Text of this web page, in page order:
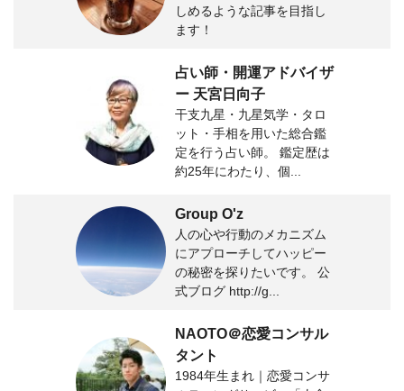
しめるような記事を目指し
ます！
占い師・開運アドバイザ
ー 天宮日向子
干支九星・九星気学・タロ
ット・手相を用いた総合鑑
定を行う占い師。 鑑定歴は
約25年にわたり、個...
Group O'z
人の心や行動のメカニズム
にアプローチしてハッピー
の秘密を探りたいです。 公
式ブログ http://g...
NAOTO＠恋愛コンサル
タント
1984年生まれ｜恋愛コンサ